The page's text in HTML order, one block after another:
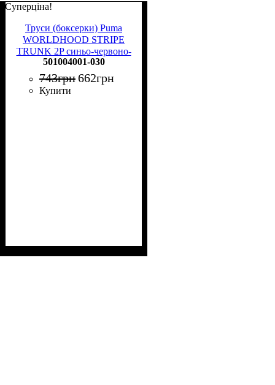
Суперціна!
Труси (боксерки) Puma
WORLDHOOD STRIPE
TRUNK 2P синьо-червоно-
чорні, чорні (2 пари)
501004001-030
501004001-030
743грн662грн
Купити